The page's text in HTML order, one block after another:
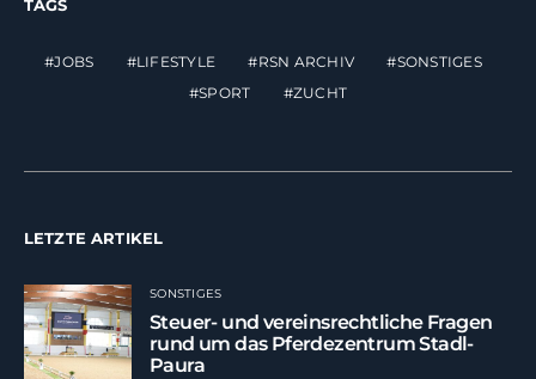
TAGS
JOBS LIFESTYLE RSN ARCHIV
SONSTIGES
SPORT
ZUCHT
LETZTE ARTIKEL
SONSTIGES
Steuer- und vereinsrechtliche Fragen
rund um das Pferdezentrum Stadl-
Paura